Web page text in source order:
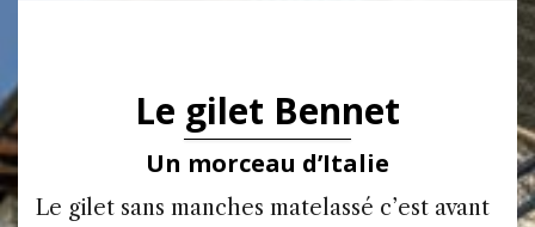
Le gilet Bennet
Un morceau d’Italie
Le gilet sans manches matelassé c’est avant